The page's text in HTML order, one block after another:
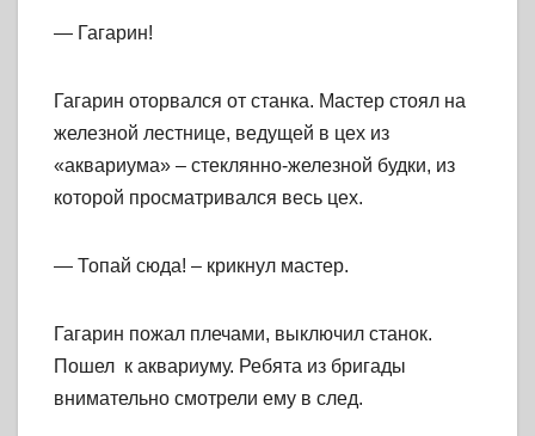
— Гагарин!
Гагарин оторвался от станка. Мастер стоял на
железной лестнице, ведущей в цех из
«аквариума» – стеклянно-железной будки, из
которой просматривался весь цех.
— Топай сюда! – крикнул мастер.
Гагарин пожал плечами, выключил станок.
Пошел к аквариуму. Ребята из бригады
внимательно смотрели ему в след.